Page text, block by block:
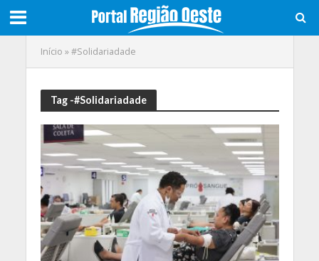
Início »#Solidariadade
Tag -#Solidariadade